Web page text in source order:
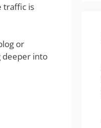
traffic is
or
deeper into